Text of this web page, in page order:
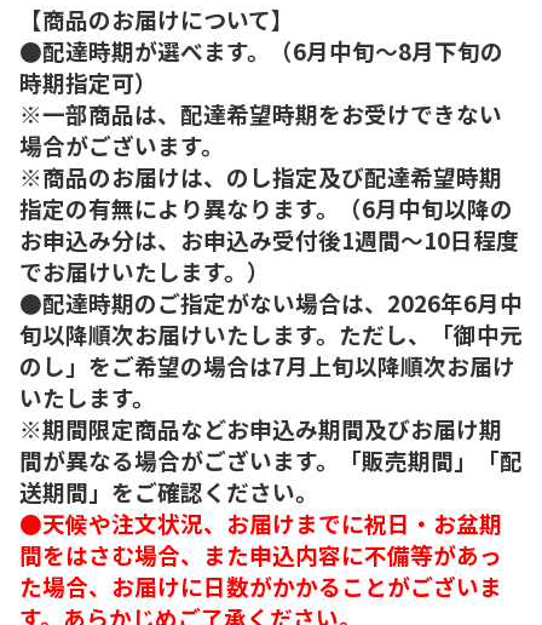
【商品のお届けについて】
●配達時期が選べます。（6月中旬～8月下旬の
時期指定可）
※一部商品は、配達希望時期をお受けできない
場合がございます。
※商品のお届けは、のし指定及び配達希望時期
指定の有無により異なります。（6月中旬以降の
お申込み分は、お申込み受付後1週間～10日程度
でお届けいたします。）
●配達時期のご指定がない場合は、2026年6月中
旬以降順次お届けいたします。ただし、「御中元
のし」をご希望の場合は7月上旬以降順次お届け
いたします。
※期間限定商品などお申込み期間及びお届け期
間が異なる場合がございます。「販売期間」「配
送期間」をご確認ください。
●天候や注文状況、お届けまでに祝日・お盆期
間をはさむ場合、また申込内容に不備等があっ
た場合、お届けに日数がかかることがございま
す。あらかじめご了承ください。